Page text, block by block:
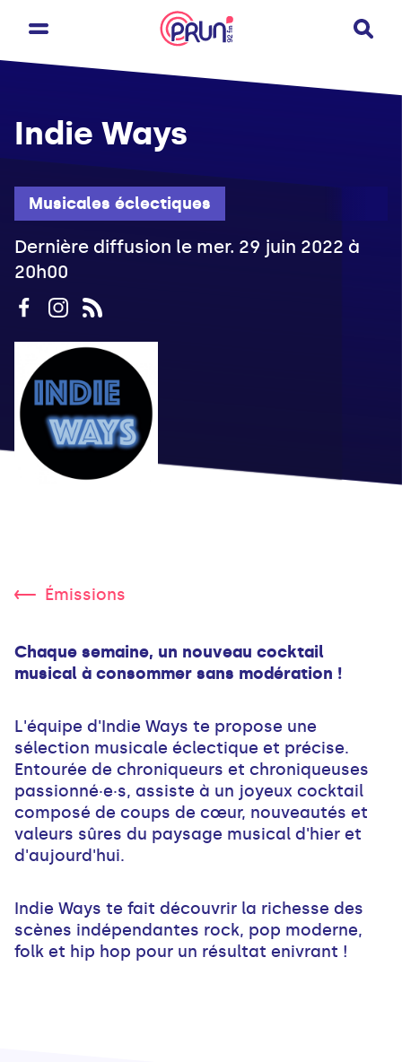
Musicales éclectiques
Indie Ways
Dernière diffusion le mer. 29 juin 2022 à
20h00
Émissions
Chaque semaine, un nouveau cocktail
musical à consommer sans modération !
L'équipe d'Indie Ways te propose une
sélection musicale éclectique et précise.
Entourée de chroniqueurs et chroniqueuses
passionné·e·s, assiste à un joyeux cocktail
composé de coups de cœur, nouveautés et
valeurs sûres du paysage musical d'hier et
d'aujourd'hui.
Indie Ways te fait découvrir la richesse des
scènes indépendantes rock, pop moderne,
folk et hip hop pour un résultat enivrant !